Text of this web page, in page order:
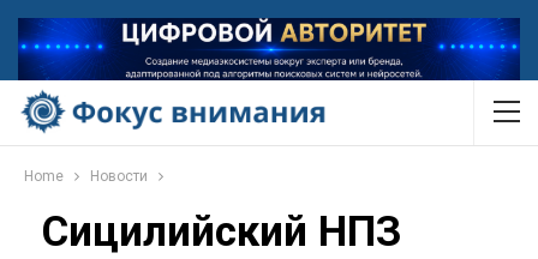
Home Новости
Сицилийский НПЗ